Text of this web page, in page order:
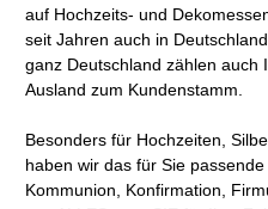
auf Hochzeits- und
seit Jahren auch in
ganz Deutschland zählen auch
Ausland zum Kundenstamm.
Besonders für Hochzeiten,
haben wir das für Sie
Kommunion, Konfirmation,